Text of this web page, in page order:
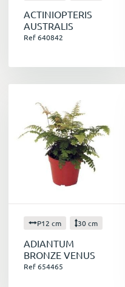
Tout savoir sur les
ACTINIOPTERIS
AUSTRALIS
Ref 640842
P12 cm 30 cm
ADIANTUM
BRONZE VENUS
Ref 654465